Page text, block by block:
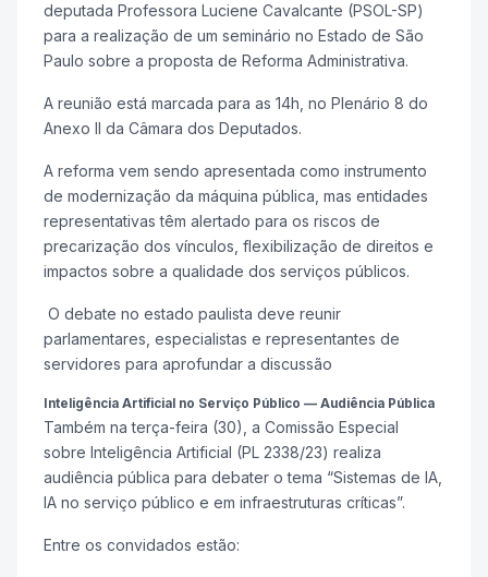
deputada Professora Luciene Cavalcante (PSOL-SP)
para a realização de um seminário no Estado de São
Paulo sobre a proposta de Reforma Administrativa.
A reunião está marcada para as 14h, no Plenário 8 do
Anexo II da Câmara dos Deputados.
A reforma vem sendo apresentada como instrumento
de modernização da máquina pública, mas entidades
representativas têm alertado para os riscos de
precarização dos vínculos, flexibilização de direitos e
impactos sobre a qualidade dos serviços públicos.
O debate no estado paulista deve reunir
parlamentares, especialistas e representantes de
servidores para aprofundar a discussão
Inteligência Artificial no Serviço Público — Audiência Pública
Também na terça-feira (30), a Comissão Especial
sobre Inteligência Artificial (PL 2338/23) realiza
audiência pública para debater o tema “Sistemas de IA,
IA no serviço público e em infraestruturas críticas”.
Entre os convidados estão: